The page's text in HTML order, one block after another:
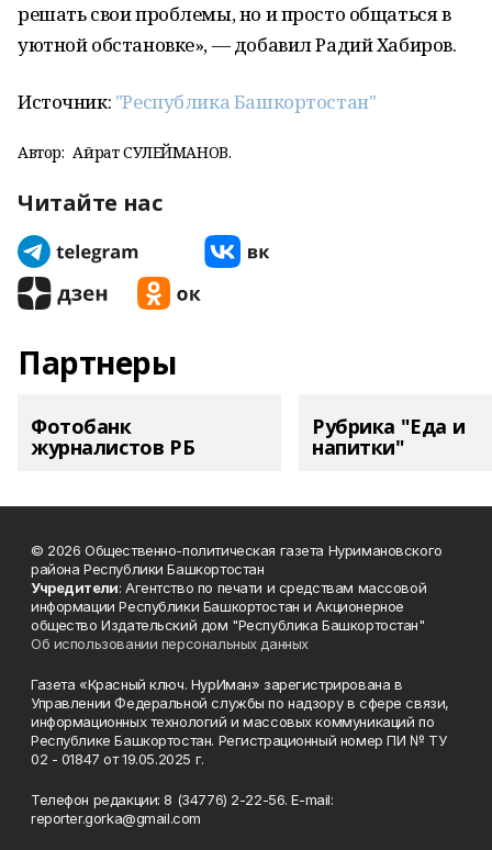
решать свои проблемы, но и просто общаться в
уютной обстановке», — добавил Радий Хабиров.
Источник: "Республика Башкортостан"
Автор: Айрат СУЛЕЙМАНОВ.
Читайте нас
Партнеры
Фотобанк
журналистов РБ
Рубрика "Еда и
напитки"
© 2026 Общественно-политическая газета Нуримановского
района Республики Башкортостан
Учредители: Агентство по печати и средствам массовой
информации Республики Башкортостан и Акционерное
общество Издательский дом "Республика Башкортостан"
Об использовании персональных данных
Газета «Красный ключ. НурИман» зарегистрирована в
Управлении Федеральной службы по надзору в сфере связи,
информационных технологий и массовых коммуникаций по
Республике Башкортостан. Регистрационный номер ПИ № ТУ
02 - 01847 от 19.05.2025 г.
Телефон редакции: 8 (34776) 2-22-56. E-mail:
reporter.gorka@gmail.com